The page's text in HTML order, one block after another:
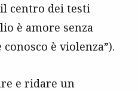
centro dei testi
è amore senza
è violenza”).
e ridare un